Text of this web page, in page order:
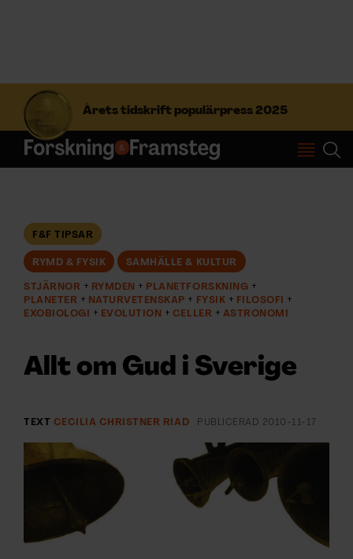
Årets tidskrift populärpress 2025
S
f
t
Prenumerera
NYHETSBREV
ÄMNEN
ARKIV & E-TIDNING
EVENEMANG & RESOR
KONTAKTA F&F
F&F TIPSAR
RYMD & FYSIK SAMHÄLLE & KULTUR
STJÄRNOR RYMDEN
PLANETFORSKNING
PLANETER
NATURVETENSKAP FYSIK
FILOSOFI
EXOBIOLOGI
EVOLUTION CELLER ASTRONOMI
Allt om Gud i Sverige
TEXT CECILIA CHRISTNER RIAD PUBLICERAD 2010-11-17